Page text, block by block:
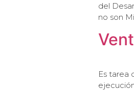
del
no son
Es tarea